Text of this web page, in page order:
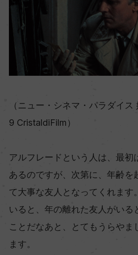
（ニュー・シネマ・パラダイ
9 CristaldiFilm）
アルフレードという人は、最初
あるのですが、次第に、年齢を
て大事な友人となってくれます
いると、年の離れた友人がいる
ことだなあと、とてもうらやま
ます。